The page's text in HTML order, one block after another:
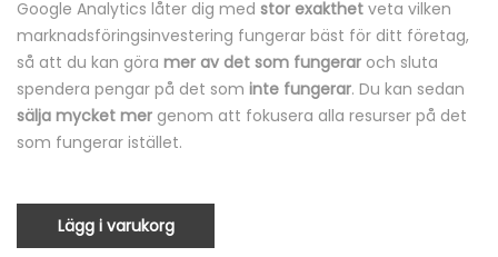
Google Analytics låter dig med stor exakthet veta vilken
marknadsföringsinvestering fungerar bäst för ditt företag,
så att du kan göra mer av det som fungerar och sluta
spendera pengar på det som inte fungerar. Du kan sedan
sälja mycket mer genom att fokusera alla resurser på det
som fungerar istället.
Lägg i varukorg